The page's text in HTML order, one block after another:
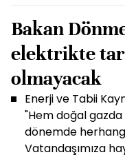
Bakan
elektrikte
olmayacak
Enerji ve Tabii
"Hem doğal
dönemde
Vatandaşımıza